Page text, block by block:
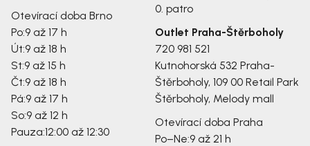
Otevírací doba Brno
Po:9 až 17 h
Út:9 až 18 h
St:9 až 15 h
Čt:9 až 18 h
Pá:9 až 17 h
So:9 až 12 h
Pauza:12:00 až 12:30
0. patro
Outlet Praha-Štěrboholy
720 981 521
Kutnohorská 532 Praha-
Štěrboholy, 109 00 Retail Park
Štěrboholy, Melody mall
Otevírací doba Praha
Po–Ne:9 až 21 h